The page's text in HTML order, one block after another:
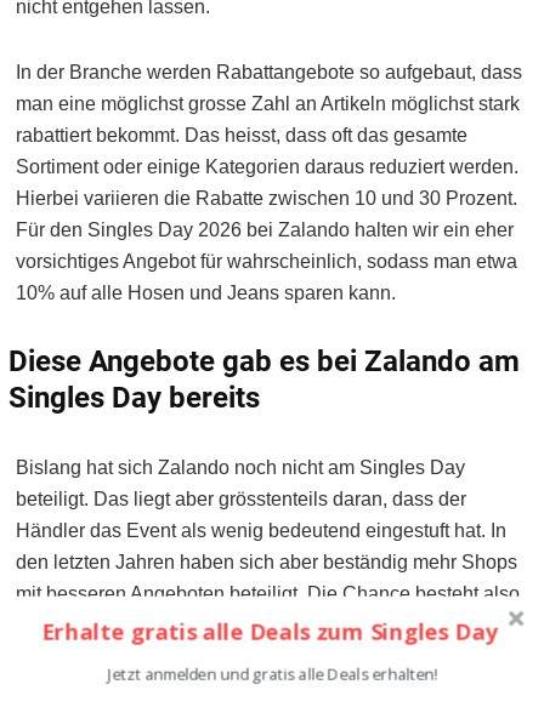
nicht entgehen lassen.
In der Branche werden Rabattangebote so aufgebaut, dass
man eine möglichst grosse Zahl an Artikeln möglichst stark
rabattiert bekommt. Das heisst, dass oft das gesamte
Sortiment oder einige Kategorien daraus reduziert werden.
Hierbei variieren die Rabatte zwischen 10 und 30 Prozent.
Für den Singles Day 2026 bei Zalando halten wir ein eher
vorsichtiges Angebot für wahrscheinlich, sodass man etwa
10% auf alle Hosen und Jeans sparen kann.
Diese Angebote gab es bei Zalando am
Singles Day bereits
Bislang hat sich Zalando noch nicht am Singles Day
beteiligt. Das liegt aber grösstenteils daran, dass der
Händler das Event als wenig bedeutend eingestuft hat. In
den letzten Jahren haben sich aber beständig mehr Shops
mit besseren Angeboten beteiligt. Die Chance besteht also,
dass sich am Singles Day 2026 auch Zalando zu einem
Erhalte gratis alle Deals zum Singles Day
Jetzt anmelden und gratis alle Deals erhalten!